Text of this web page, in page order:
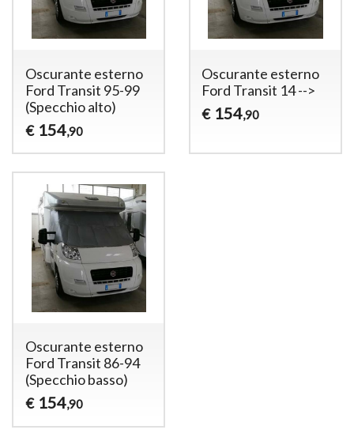
Oscurante esterno
Ford Transit 95-99
(Specchio alto)
€ 154,90
Oscurante esterno
Ford Transit 14 -->
€ 154,90
Oscurante esterno
Ford Transit 86-94
(Specchio basso)
€ 154,90